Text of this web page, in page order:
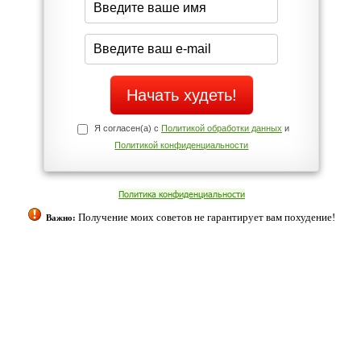
Телефоны службы поддержки
+7 (909) 421-77-27
cookies. Оставаясь с нами, вы соглашаетесь с нашей
Согласен